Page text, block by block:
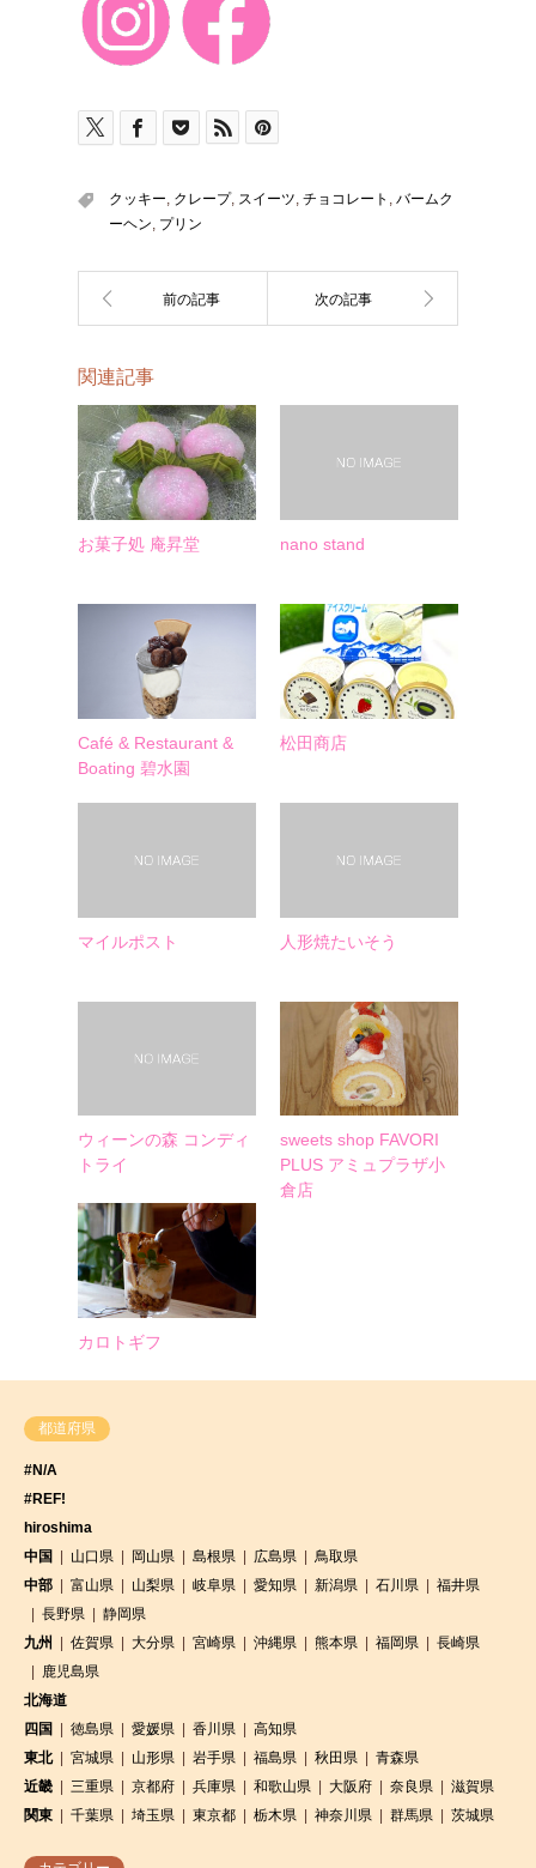
クッキー, クレープ, スイーツ, チョコレート , バームク
ーヘン, プリン
関連記事
お菓子処 庵昇堂 nano stand
Café & Restaurant &
Boating 碧水園
松田商店
マイルポスト 人形焼たいそう
ウィーンの森 コンディ
トライ
sweets shop FAVORI
PLUS アミュプラザ小
倉店
カロトギフ
都道府県
#N/A
#REF!
hiroshima
中国
山口県 岡山県 島根県 広島県
鳥取県
中部
富山県 山梨県 岐阜県 愛知県 新潟県 石川県
福井県
長野県
静岡県
九州
佐賀県 大分県 宮崎県 沖縄県 熊本県 福岡県
長崎県
鹿児島県
北海道
四国
徳島県 愛媛県 香川県
高知県
東北
宮城県 山形県 岩手県 福島県 秋田県
青森県
近畿
三重県 京都府 兵庫県 和歌山県 大阪府 奈良県
滋賀県
関東
千葉県 埼玉県 東京都 栃木県 神奈川県 群馬県 茨城県